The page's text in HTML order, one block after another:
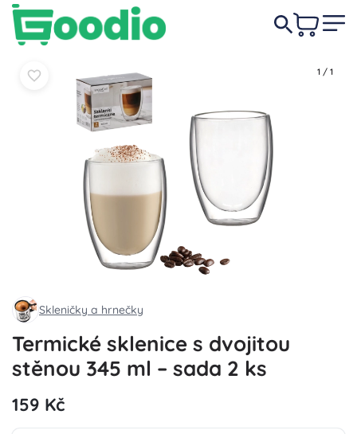
1 / 1
Skleničky a hrnečky
Termické sklenice s dvojitou
stěnou 345 ml – sada 2 ks
159 Kč
159 Kč Do košíku